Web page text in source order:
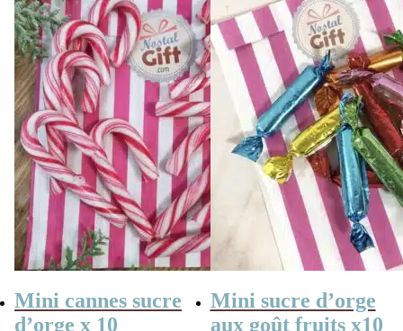
Mini cannes sucre
d’orge x 10
Mini sucre d’orge
aux goût fruits x10